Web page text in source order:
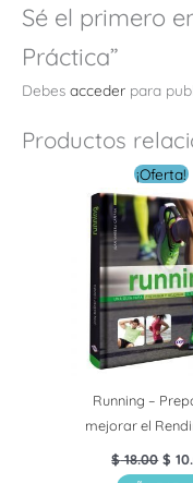
Sé el primero
Práctica”
Debes acceder para
Productos
¡Oferta!
Running –
mejorar el
$18.00
El
era:
$
$